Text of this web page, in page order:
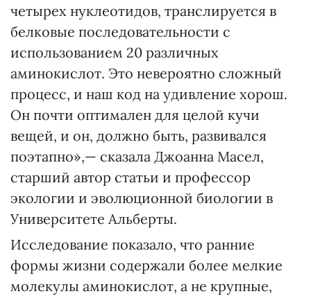
четырех нуклеотидов, транслируется в
белковые последовательности с
использованием 20 различных
аминокислот. Это невероятно сложный
процесс, и наш код на удивление хорош.
Он почти оптимален для целой кучи
вещей, и он, должно быть, развивался
поэтапно»,— сказала Джоанна Масел,
старший автор статьи и профессор
экологии и эволюционной биологии в
Университете Альберты.
Исследование показало, что ранние
формы жизни содержали более мелкие
молекулы аминокислот, а не крупные,